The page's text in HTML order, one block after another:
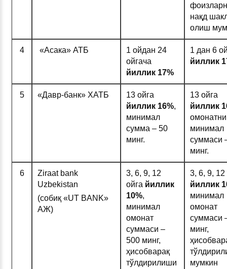
нақд
олиш
4 «Асака» АТБ
1 ойдан 24
ойгача
йиллик 17%
1 дан 6
йиллик 1
5 «Давр-банк» ХАТБ
13 ойга
йиллик 16%,
минимал
сумма – 50
минг.
13 ойга
йиллик 1
минимал
суммаси
минг.
6
Ziraat bank
Uzbekistan
(собиқ «UT BANK»
АЖ)
3, 6, 9, 12
ойга йиллик
10%,
минимал
омонат
суммаси –
500 минг,
ҳисобварақ
тўлдирилиши
3, 6, 9, 12
йиллик 1
минимал
омонат
суммаси
минг,
мумкин